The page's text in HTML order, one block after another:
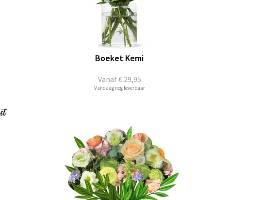
Vanaf€ 29,95
Boeket Kemi
Vandaag nog leverbaar